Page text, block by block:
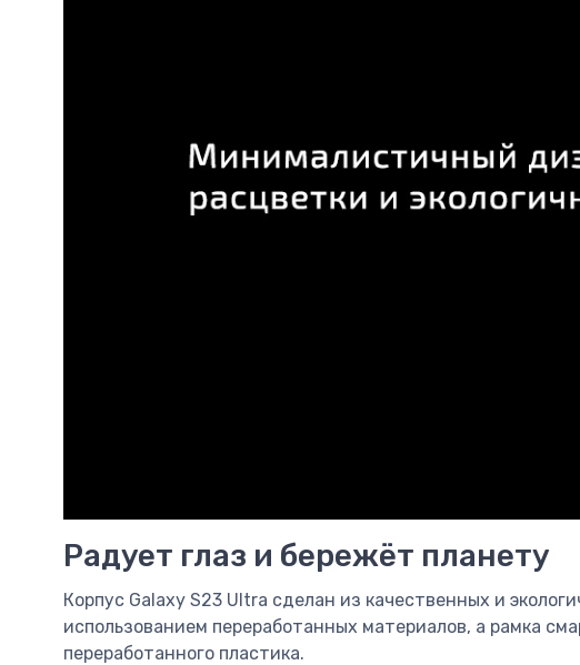
Радует глаз и бережёт планету
Корпус Galaxy S23 Ultra сделан из качественных и
использованием переработанных материалов, а рамка
переработанного пластика.